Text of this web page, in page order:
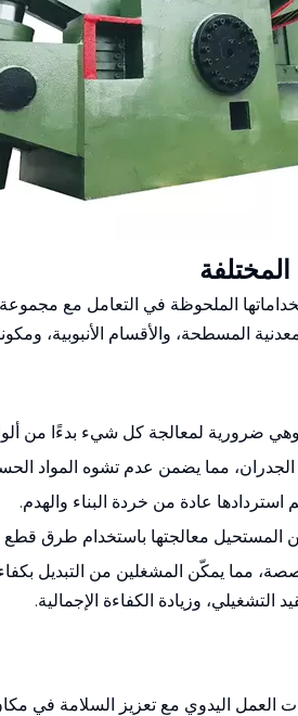
الملحوظة في التعامل مع
المسطحة، والأقسام الأنبوبية،
ضرورية لمعالجة كل شيء بدءًا من
مما يضمن عدم تشوه المواد
استردادها عادة من خردة البناء والهدم.
المستحيل معالجتها باستخدام طرق
مما يمكّن المشغلين من التبديل
التشغيلي، وزيادة الكفاءة الإجمالية.
العمل اليدوي مع تعزيز السلامة في